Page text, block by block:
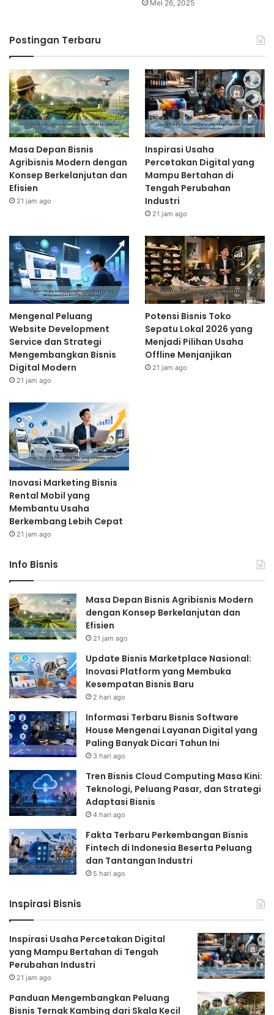
Mei 26, 2025
Postingan Terbaru
Masa Depan Bisnis
Agribisnis Modern dengan
Konsep Berkelanjutan dan
Efisien
21 jam ago
Inspirasi Usaha
Percetakan Digital yang
Mampu Bertahan di
Tengah Perubahan
Industri
21 jam ago
Mengenal Peluang
Website Development
Service dan Strategi
Mengembangkan Bisnis
Digital Modern
21 jam ago
Potensi Bisnis Toko
Sepatu Lokal 2026 yang
Menjadi Pilihan Usaha
Offline Menjanjikan
21 jam ago
Inovasi Marketing Bisnis
Rental Mobil yang
Membantu Usaha
Berkembang Lebih Cepat
21 jam ago
Info Bisnis
Masa Depan Bisnis Agribisnis Modern
dengan Konsep Berkelanjutan dan
Efisien
21 jam ago
Update Bisnis Marketplace Nasional:
Inovasi Platform yang Membuka
Kesempatan Bisnis Baru
2 hari ago
Informasi Terbaru Bisnis Software
House Mengenai Layanan Digital yang
Paling Banyak Dicari Tahun Ini
3 hari ago
Tren Bisnis Cloud Computing Masa Kini:
Teknologi, Peluang Pasar, dan Strategi
Adaptasi Bisnis
4 hari ago
Fakta Terbaru Perkembangan Bisnis
Fintech di Indonesia Beserta Peluang
dan Tantangan Industri
5 hari ago
Inspirasi Bisnis
Inspirasi Usaha Percetakan Digital
yang Mampu Bertahan di Tengah
Perubahan Industri
21 jam ago
Panduan Mengembangkan Peluang
Bisnis Ternak Kambing dari Skala Kecil